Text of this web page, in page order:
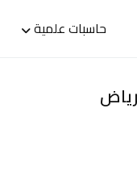
حاسبات علمية